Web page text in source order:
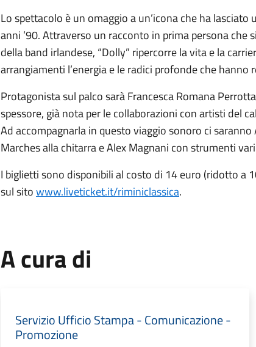
Lo spettacolo è un omaggio a un’icona che ha
anni ’90. Attraverso un racconto in prima persona che
della band irlandese, “Dolly” ripercorre la vita e la
arrangiamenti l’energia e le radici profonde che hanno
Protagonista sul palco sarà Francesca Romana
spessore, già nota per le collaborazioni con artisti del
Ad accompagnarla in questo viaggio sonoro ci
Marches alla chitarra e Alex Magnani con strumenti
I biglietti sono disponibili al costo di 14 euro (ridotto a
sul sitowww.liveticket.it/riminiclassica.
A cura di
Servizio Ufficio Stampa - Comunicazione -
Promozione